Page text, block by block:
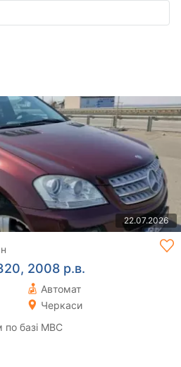
22.07.2026
2008 р.в.
Автомат
Черкаси
по базі МВС